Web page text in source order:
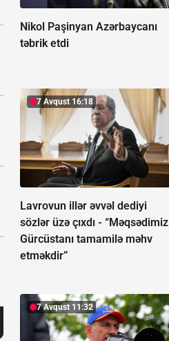
Nikol Paşinyan Azərbaycanı
təbrik etdi
7 Avqust 16:18
Lavrovun illər əvvəl dediyi
sözlər üzə çıxdı - “Məqsədimiz
Gürcüstanı tamamilə məhv
etməkdir”
7 Avqust 11:32